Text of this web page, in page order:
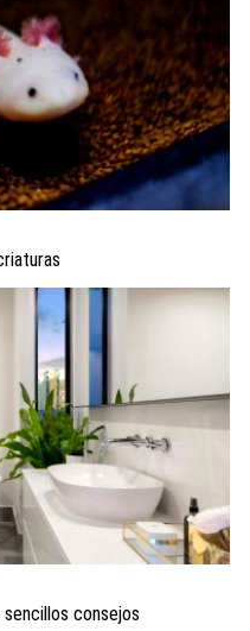
consejos